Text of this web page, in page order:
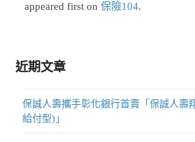
appeared first on 保險104.
近期文章
保誠人壽攜手彰化銀行首賣「保誠人壽
給付型)」